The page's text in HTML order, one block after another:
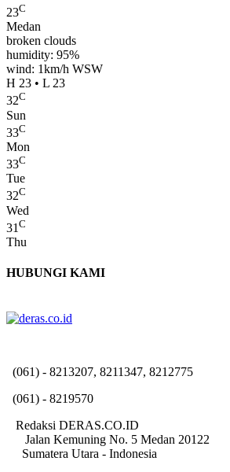
23C
Medan
broken clouds
humidity: 95%
wind: 1km/h WSW
H 23 • L 23
32C
Sun
33C
Mon
33C
Tue
32C
Wed
31 C
Thu
HUBUNGI KAMI
(061) - 8213207, 8211347, 8212775
(061) - 8219570
Redaksi DERAS.CO.ID
Jalan Kemuning No. 5 Medan 20122
Sumatera Utara - Indonesia